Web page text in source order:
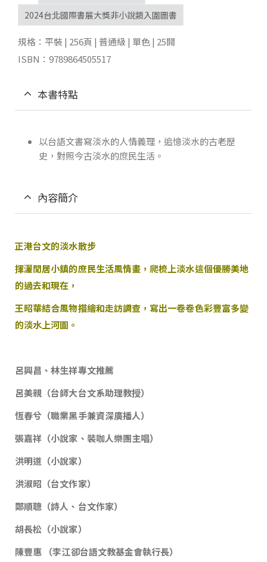
2024台北國際書展大獎非小說類入圍圖書
規格：平裝 | 256頁 | 普通級 | 單色 | 25開
ISBN：9789864505517
本書特點
以台語文書寫淡水的人情義理，追憶淡水的古老歷
史，對照今古淡水的庶民生活。
內容簡介
正港台文的淡水散步
揮灑閒居小鎮的庶民生活風情畫，爬梳上淡水這個優勝美地
的過去和現在，
王昭華結合風物描繪和走訪調查，寫出一卷卷色彩豐富多變
的淡水上河圖。
呂興昌、林生祥專文推薦
呂美親（台師大台文系助理教授）
恆春兮（職業黑手兼資深廣播人）
張嘉祥（小說家、裝咖人樂團主唱）
洪明道（小說家）
洪淑昭（台文作家）
鄭順聰（詩人、台文作家）
胡長松（小說家）
陳豐惠 （李江卻台語文教基金會執行長）